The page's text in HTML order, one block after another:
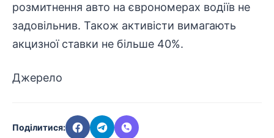
розмитнення авто на єврономерах водіїв не
задовільнив. Також активісти вимагають
акцизної ставки не більше 40%.
Джерело
Поділитися: